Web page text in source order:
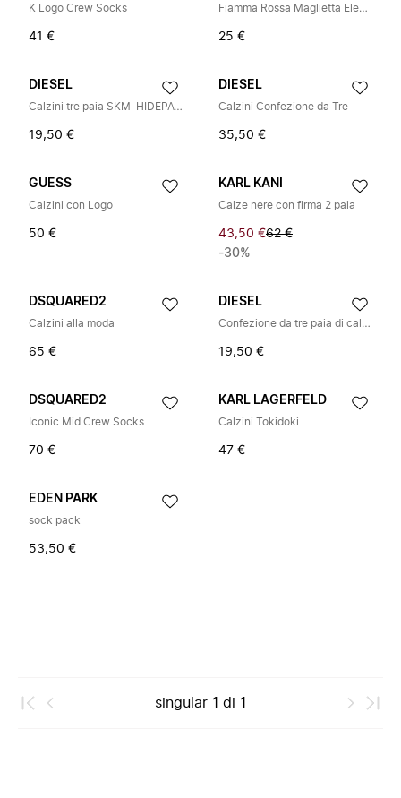
K Logo Crew Socks
41 €
Fiamma Rossa Maglietta Elegante
25 €
DIESEL
Calzini tre paia SKM-HIDEPAT-THREEPACK
19,50 €
DIESEL
Calzini Confezione da Tre
35,50 €
GUESS
Calzini con Logo
50 €
KARL KANI
Calze nere con firma 2 paia
43,50 €62 €
-30%
DSQUARED2
Calzini alla moda
65 €
DIESEL
Confezione da tre paia di calzini
19,50 €
DSQUARED2
Iconic Mid Crew Socks
70 €
KARL LAGERFELD
Calzini Tokidoki
47 €
EDEN PARK
sock pack
53,50 €
singular 1 di 1